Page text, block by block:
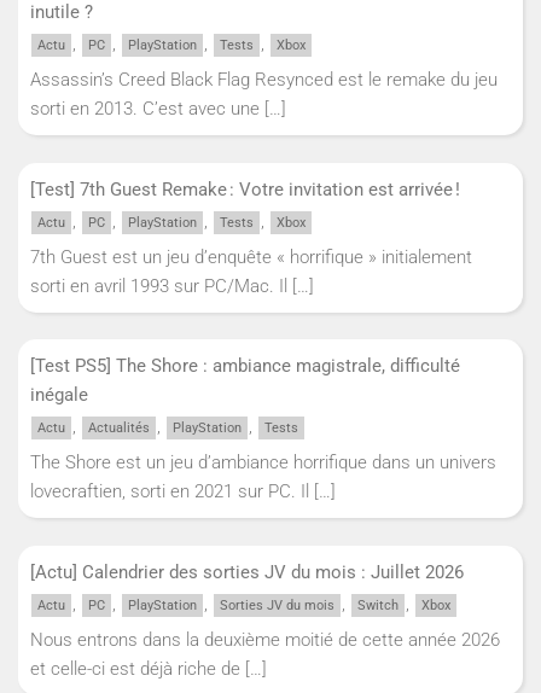
inutile ?
Actu , PC , PlayStation , Tests , Xbox
Assassin’s Creed Black Flag Resynced est le remake du jeu
sorti en 2013. C’est avec une […]
[Test] 7th Guest Remake : Votre invitation est arrivée !
Actu , PC , PlayStation , Tests , Xbox
7th Guest est un jeu d’enquête « horrifique » initialement
sorti en avril 1993 sur PC/Mac. Il […]
[Test PS5] The Shore : ambiance magistrale, difficulté
inégale
Actu , Actualités , PlayStation , Tests
The Shore est un jeu d’ambiance horrifique dans un univers
lovecraftien, sorti en 2021 sur PC. Il […]
[Actu] Calendrier des sorties JV du mois : Juillet 2026
Actu , PC , PlayStation , Sorties JV du mois , Switch , Xbox
Nous entrons dans la deuxième moitié de cette année 2026
et celle-ci est déjà riche de […]